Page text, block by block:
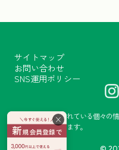
×
サイトマップ
お問い合わせ
SNS運用ポリシー
当サイトに掲載されている個々
用・転載を禁止します。